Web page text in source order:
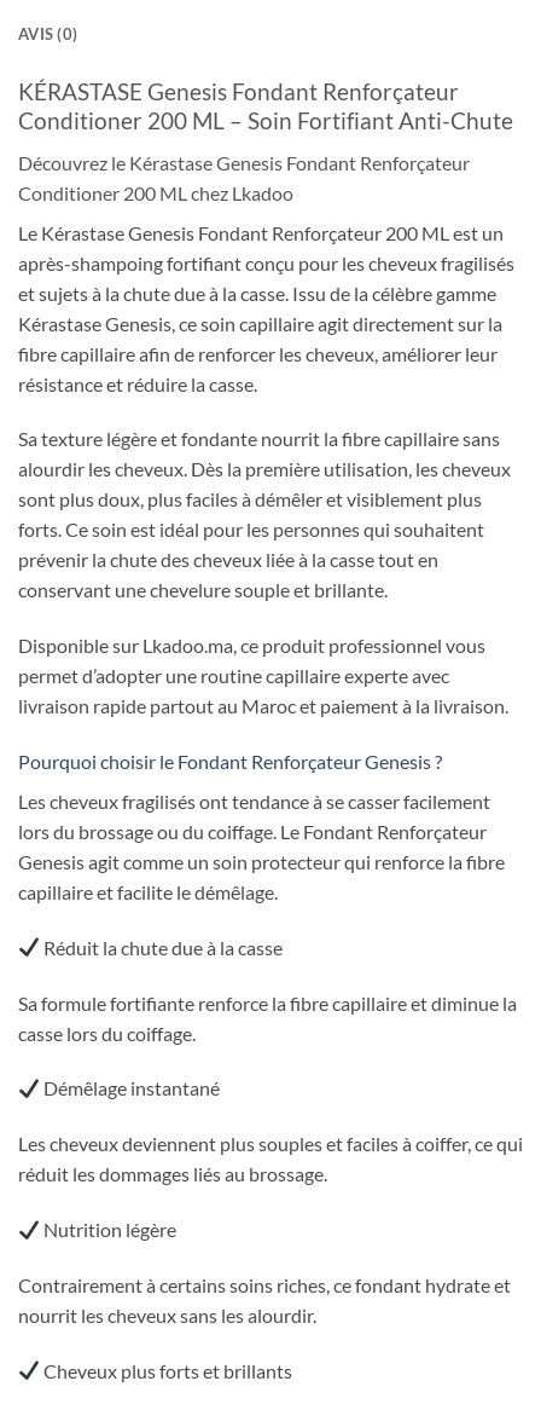
AVIS (0)
KÉRASTASE Genesis Fondant Renforçateur
Conditioner 200 ML – Soin Fortifiant Anti-Chute
Découvrez le Kérastase Genesis Fondant Renforçateur
Conditioner 200 ML chez Lkadoo
Le Kérastase Genesis Fondant Renforçateur 200 ML est un
après-shampoing fortifiant conçu pour les cheveux fragilisés
et sujets à la chute due à la casse. Issu de la célèbre gamme
Kérastase Genesis, ce soin capillaire agit directement sur la
fibre capillaire afin de renforcer les cheveux, améliorer leur
résistance et réduire la casse.
Sa texture légère et fondante nourrit la fibre capillaire sans
alourdir les cheveux. Dès la première utilisation, les cheveux
sont plus doux, plus faciles à démêler et visiblement plus
forts. Ce soin est idéal pour les personnes qui souhaitent
prévenir la chute des cheveux liée à la casse tout en
conservant une chevelure souple et brillante.
Disponible sur Lkadoo.ma, ce produit professionnel vous
permet d’adopter une routine capillaire experte avec
livraison rapide partout au Maroc et paiement à la livraison.
Pourquoi choisir le Fondant Renforçateur Genesis ?
Les cheveux fragilisés ont tendance à se casser facilement
lors du brossage ou du coiffage. Le Fondant Renforçateur
Genesis agit comme un soin protecteur qui renforce la fibre
capillaire et facilite le démêlage.
Réduit la chute due à la casse
Sa formule fortifiante renforce la fibre capillaire et diminue la
casse lors du coiffage.
Démêlage instantané
Les cheveux deviennent plus souples et faciles à coiffer, ce qui
réduit les dommages liés au brossage.
Nutrition légère
Contrairement à certains soins riches, ce fondant hydrate et
nourrit les cheveux sans les alourdir.
Cheveux plus forts et brillants